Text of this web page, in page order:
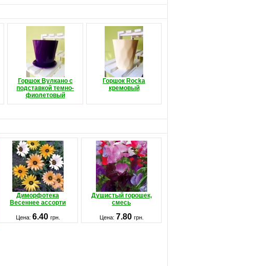
Горшок Вулкано с
подставкой темно-
фиолетовый
Горшок Rocka
кремовый
Диморфотека
Весеннее ассорти
Душистый горошек,
смесь
Цена: 6.40 грн. Цена: 7.80 грн.